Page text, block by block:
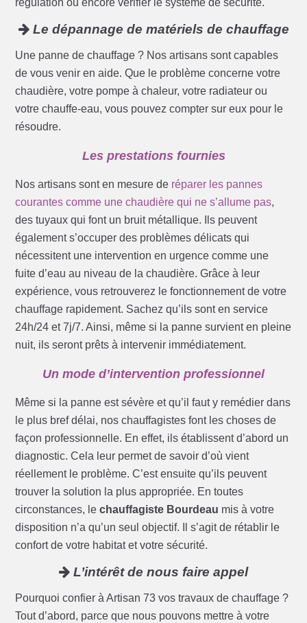
régulation ou encore vérifier le système de sécurité.
Le dépannage de matériels de chauffage
Une panne de chauffage ? Nos artisans sont capables
de vous venir en aide. Que le problème concerne votre
chaudière, votre pompe à chaleur, votre radiateur ou
votre chauffe-eau, vous pouvez compter sur eux pour le
résoudre.
Les prestations fournies
Nos artisans sont en mesure de réparer les pannes
courantes comme une chaudière qui ne s’allume pas,
des tuyaux qui font un bruit métallique. Ils peuvent
également s’occuper des problèmes délicats qui
nécessitent une intervention en urgence comme une
fuite d’eau au niveau de la chaudière. Grâce à leur
expérience, vous retrouverez le fonctionnement de votre
chauffage rapidement. Sachez qu’ils sont en service
24h/24 et 7j/7. Ainsi, même si la panne survient en pleine
nuit, ils seront prêts à intervenir immédiatement.
Un mode d’intervention professionnel
Même si la panne est sévère et qu’il faut y remédier dans
le plus bref délai, nos chauffagistes font les choses de
façon professionnelle. En effet, ils établissent d’abord un
diagnostic. Cela leur permet de savoir d’où vient
réellement le problème. C’est ensuite qu’ils peuvent
trouver la solution la plus appropriée. En toutes
circonstances, lechauffagiste Bourdeau mis à votre
disposition n’a qu’un seul objectif. Il s’agit de rétablir le
confort de votre habitat et votre sécurité.
L’intérêt de nous faire appel
Pourquoi confier à Artisan 73 vos travaux de chauffage ?
Tout d’abord, parce que nous pouvons mettre à votre